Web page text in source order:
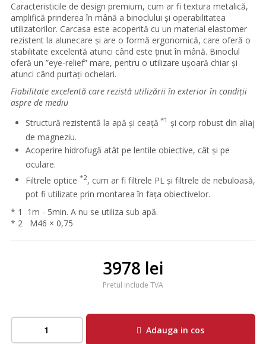
Caracteristicile de design premium, cum ar fi textura metalică,
amplifică prinderea în mână a binoclului și operabilitatea
utilizatorilor. Carcasa este acoperită cu un material elastomer
rezistent la alunecare și are o formă ergonomică, care oferă o
stabilitate excelentă atunci când este ținut în mână. Binoclul
oferă un ”eye-relief” mare, pentru o utilizare ușoară chiar și
atunci când purtați ochelari.
Fiabilitate excelentă care rezistă utilizării în exterior în condiții
aspre de mediu
Structură rezistentă la apă și ceață *1 și corp robust din aliaj
de magneziu.
Acoperire hidrofugă atât pe lentile obiective, cât și pe
oculare.
Filtrele optice *2, cum ar fi filtrele PL și filtrele de nebuloasă,
pot fi utilizate prin montarea în fața obiectivelor.
* 1 1m - 5min. A nu se utiliza sub apă.
* 2 M46 × 0,75
3978 lei
Pretul include TVA
Adauga in cos